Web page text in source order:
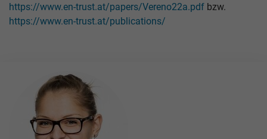
https://www.en-trust.at/papers/Vereno22a.pdf bzw.
https://www.en-trust.at/publications/